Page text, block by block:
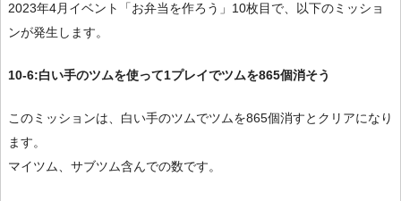
2023年4月イベント「お弁当を作ろう」10枚目で、以下のミッショ
ンが発生します。
10-6:白い手のツムを使って1プレイでツムを865個消そう
このミッションは、白い手のツムでツムを865個消すとクリアになり
ます。
マイツム、サブツム含んでの数です。